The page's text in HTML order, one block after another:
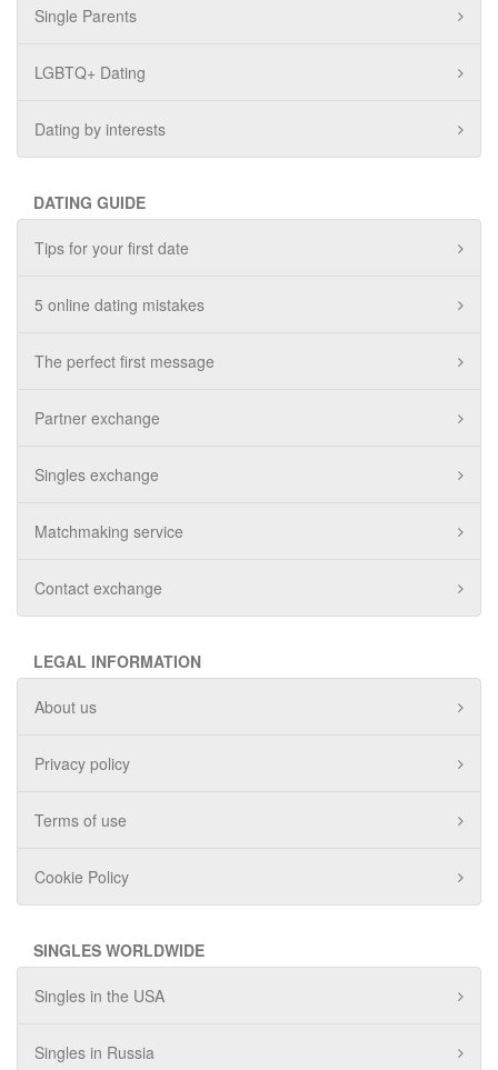
Single Parents
LGBTQ+ Dating
Dating by interests
DATING GUIDE
Tips for your first date
5 online dating mistakes
The perfect first message
Partner exchange
Singles exchange
Matchmaking service
Contact exchange
LEGAL INFORMATION
About us
Privacy policy
Terms of use
Cookie Policy
SINGLES WORLDWIDE
Singles in the USA
Singles in Russia